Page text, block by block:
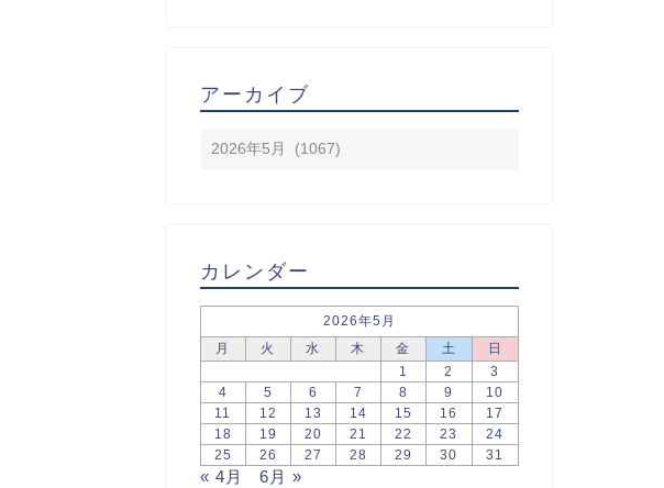
アーカイブ
カレンダー
2026年5月
月
火 水 木 金 土
日
1
2
3
4
5 6 7 8 9
10
11
12 13 14 15 16
17
18
19 20 21 22 23
24
25
26 27 28 29 30 31
« 4月 6月 »